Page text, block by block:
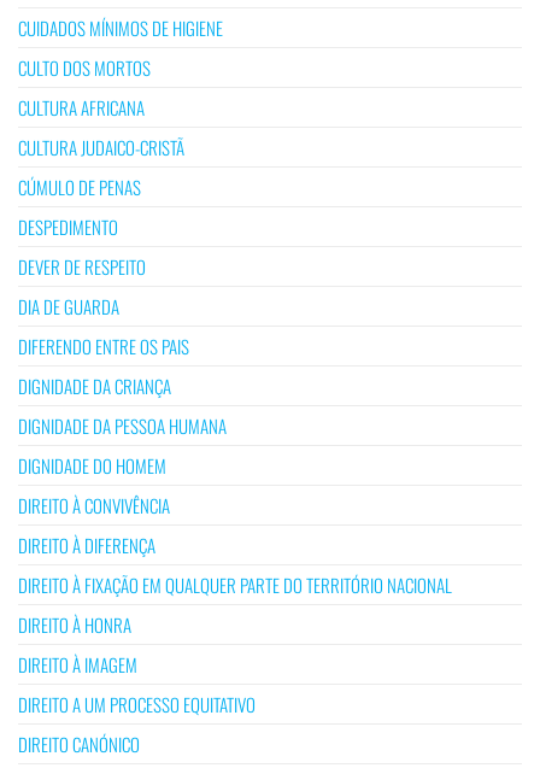
CUIDADOS MÍNIMOS DE HIGIENE
CULTO DOS MORTOS
CULTURA AFRICANA
CULTURA JUDAICO-CRISTÃ
CÚMULO DE PENAS
DESPEDIMENTO
DEVER DE RESPEITO
DIA DE GUARDA
DIFERENDO ENTRE OS PAIS
DIGNIDADE DA CRIANÇA
DIGNIDADE DA PESSOA HUMANA
DIGNIDADE DO HOMEM
DIREITO À CONVIVÊNCIA
DIREITO À DIFERENÇA
DIREITO À FIXAÇÃO EM QUALQUER PARTE DO TERRITÓRIO NACIONAL
DIREITO À HONRA
DIREITO À IMAGEM
DIREITO A UM PROCESSO EQUITATIVO
DIREITO CANÓNICO